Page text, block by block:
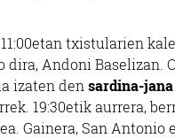
txistularien
Andoni Baselizan.
izaten den sardina-jana
19:30etik aurrera,
Gainera, San Antonio